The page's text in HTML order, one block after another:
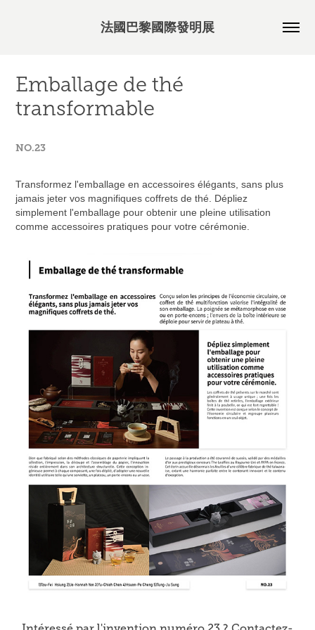
法國巴黎國際發明展
Emballage de thé
transformable
NO.23
Transformez l'emballage en accessoires élégants, sans plus
jamais jeter vos magnifiques coffrets de thé. Dépliez
simplement l'emballage pour obtenir une pleine utilisation
comme accessoires pratiques pour votre cérémonie.